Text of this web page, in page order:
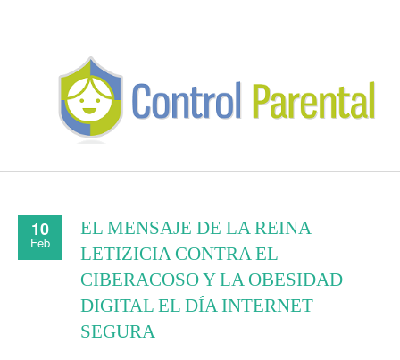
10
Feb
EL MENSAJE DE LA REINA
LETIZICIA CONTRA EL
CIBERACOSO Y LA OBESIDAD
DIGITAL EL DÍA INTERNET
SEGURA